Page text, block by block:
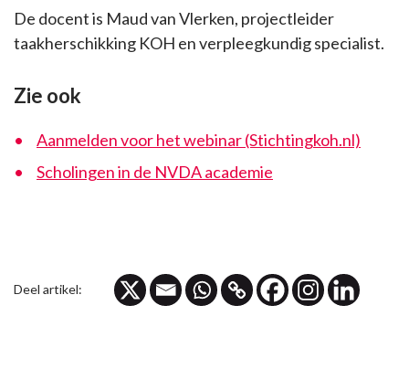
De docent is Maud van Vlerken, projectleider
taakherschikking KOH en verpleegkundig specialist.
Zie ook
Aanmelden voor het webinar (Stichtingkoh.nl)
Scholingen in de NVDA academie
Deel artikel: